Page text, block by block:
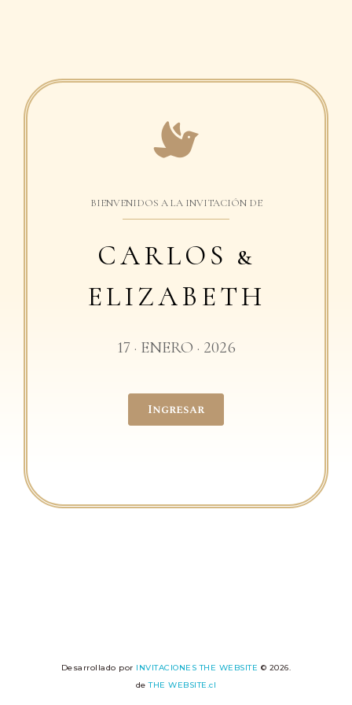
BIENVENIDOS A LA INVITACIÓN DE
CARLOS &
ELIZABETH
17 · ENERO · 2026
Ingresar
Desarrollado por INVITACIONES THE WEBSITE © 2026.
deTHE WEBSITE.cl